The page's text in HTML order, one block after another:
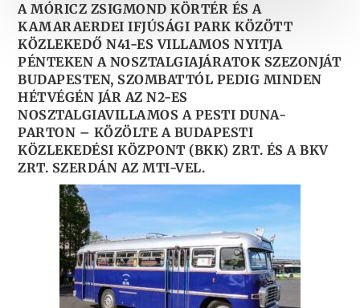
A MÓRICZ ZSIGMOND KÖRTÉR ÉS A
KAMARAERDEI IFJÚSÁGI PARK KÖZÖTT
KÖZLEKEDŐ N41-ES VILLAMOS NYITJA
PÉNTEKEN A NOSZTALGIAJÁRATOK SZEZONJÁT
BUDAPESTEN, SZOMBATTÓL PEDIG MINDEN
HÉTVÉGÉN JÁR AZ N2-ES
NOSZTALGIAVILLAMOS A PESTI DUNA-
PARTON – KÖZÖLTE A BUDAPESTI
KÖZLEKEDÉSI KÖZPONT (BKK) ZRT. ÉS A BKV
ZRT. SZERDÁN AZ MTI-VEL.